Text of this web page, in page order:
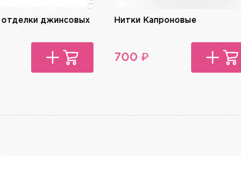
отделки джинсовых
Нитки Капроновые
700 ₽